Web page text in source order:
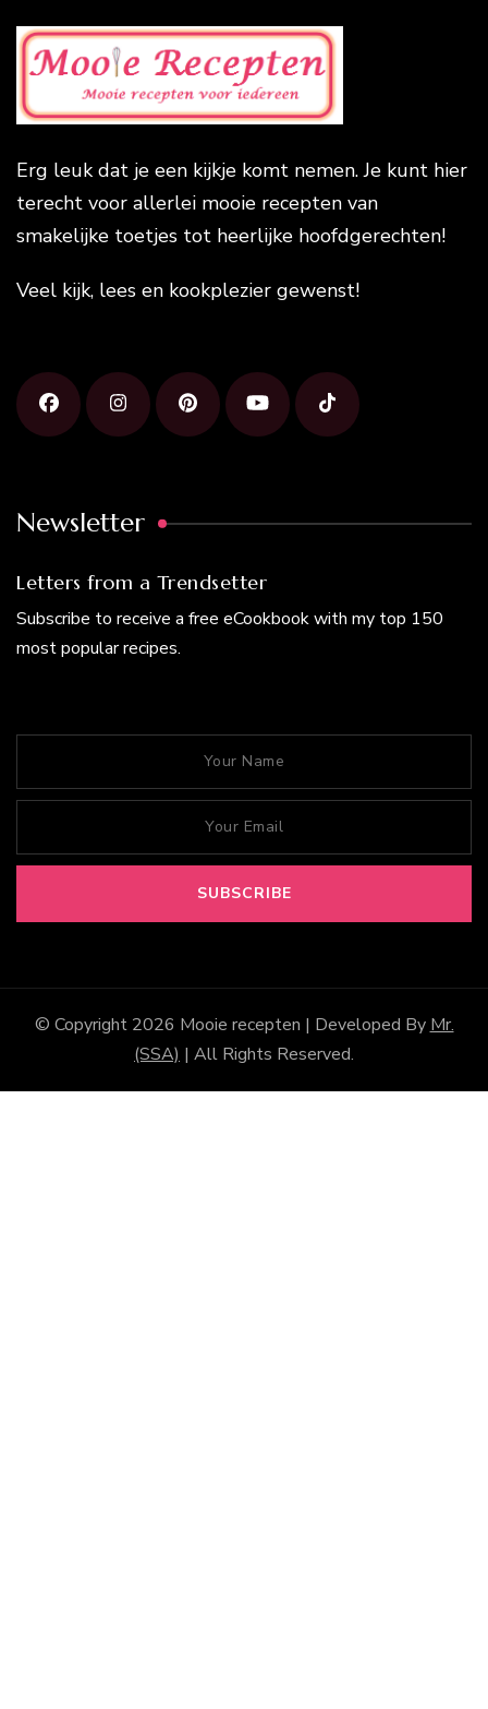
Erg leuk dat je een kijkje komt nemen. Je kunt hier
terecht voor allerlei mooie recepten van
smakelijke toetjes tot heerlijke hoofdgerechten!
Veel kijk, lees en kookplezier gewenst!
Newsletter
Letters from a Trendsetter
Subscribe to receive a free eCookbook with my top 150
most popular recipes.
© Copyright 2026 Mooie recepten | Developed By Mr.
(SSA) | All Rights Reserved.